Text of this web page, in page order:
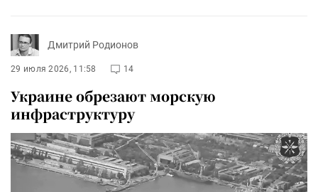
Дмитрий Родионов
29 июля 2026, 11:58 14
Украине обрезают морскую
инфраструктуру